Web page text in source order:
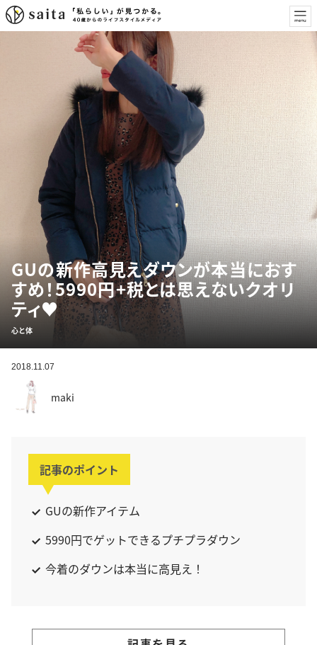
GUの新作高見えダウンが本当におす
すめ！5990円+税とは思えないクオリ
ティ♥
心と体
2018.11.07
maki
記事のポイント
GUの新作アイテム
5990円でゲットできるプチプラダウン
今着のダウンは本当に高見え！